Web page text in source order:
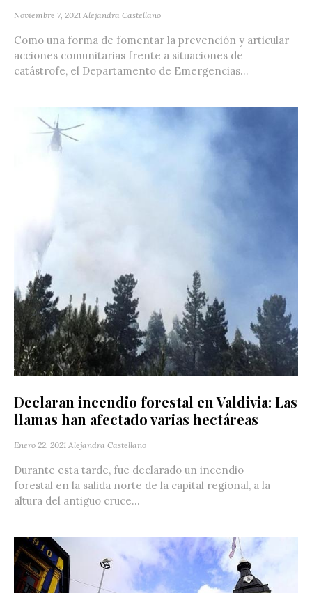
Noviembre 7, 2021 Alejandra Castellano
Como una forma de fomentar la prevención y articular
acciones comunitarias frente a situaciones de
catástrofe, el Departamento de Emergencias...
Declaran incendio forestal en Valdivia: Las
llamas han afectado varias hectáreas
Enero 22, 2021 Alejandra Castellano
Durante esta tarde, fue declarado un incendio
forestal en la salida norte de la capital regional, a la
altura del antiguo cruce...